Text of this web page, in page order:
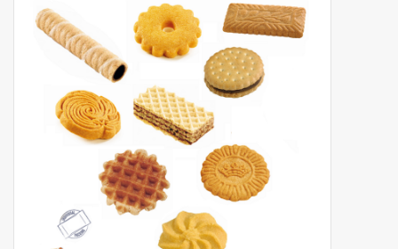
Boissons
Biscuits apéritifs / Snacks salés
Botanicals
Bonbons pour la bonbonnière
Rouleaux de caisse thermiques